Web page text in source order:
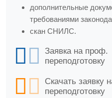
дополнительные
требованиями
скан СНИЛС.
Заявка на проф.
переподготовку
Скачать заявку
переподготовку